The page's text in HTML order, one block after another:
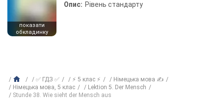
показати
обкладинку
Опис: Рівень стандарту
✅ ГДЗ ✅ ⚡ 5 клас ⚡
Німецька мова ✍
Нiмецька мова, 5 клас
Lektion 5. Der Mensch
Stunde 38. Wie sieht der Mensch aus